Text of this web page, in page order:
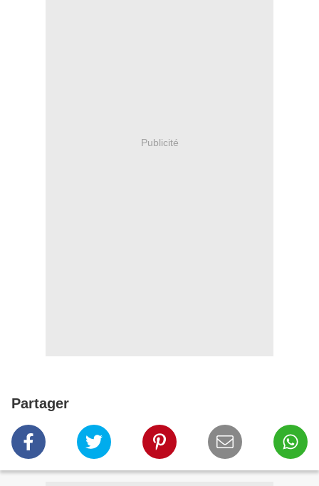
Publicité
Partager